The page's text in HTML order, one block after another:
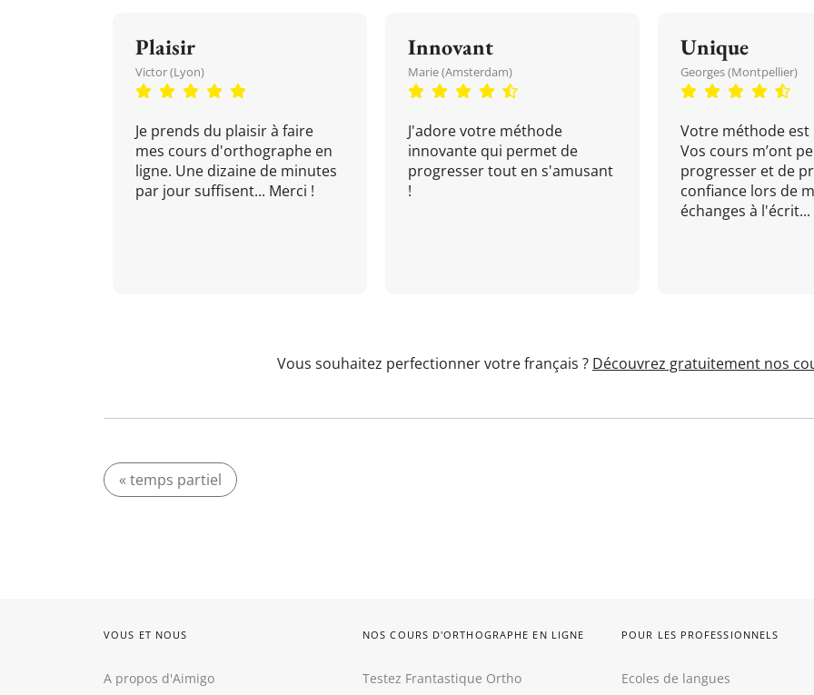
Plaisir
Victor (Lyon)
Je prends du plaisir à faire
mes cours d'orthographe en
ligne. Une dizaine de minutes
par jour suffisent... Merci !
Innovant
Marie (Amsterdam)
J'adore votre méthode
innovante qui permet de
progresser tout en s'amusant
!
Unique
Georges (Montpellier)
Votre méthode est
Vos cours m’ont
progresser et de
confiance lors de
échanges à l'écrit...
Vous souhaitez perfectionner votre français ? Découvrez gratuitement nos
« temps partiel
VOUS ET NOUS
A propos d'Aimigo
NOS COURS D'ORTHOGRAPHE EN LIGNE
Testez Frantastique Ortho
POUR LES PROFESSIONNELS
Ecoles de langues